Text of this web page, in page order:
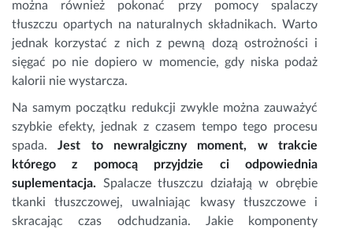
można również pokonać przy pomocy spalaczy
tłuszczu opartych na naturalnych składnikach. Warto
jednak korzystać z nich z pewną dozą ostrożności i
sięgać po nie dopiero w momencie, gdy niska podaż
kalorii nie wystarcza.
Na samym początku redukcji zwykle można zauważyć
szybkie efekty, jednak z czasem tempo tego procesu
spada.Jest to newralgiczny moment, w trakcie
którego z pomocą przyjdzie ci odpowiednia
suplementacja. Spalacze tłuszczu działają w obrębie
tkanki tłuszczowej, uwalniając kwasy tłuszczowe i
skracając czas odchudzania. Jakie komponenty